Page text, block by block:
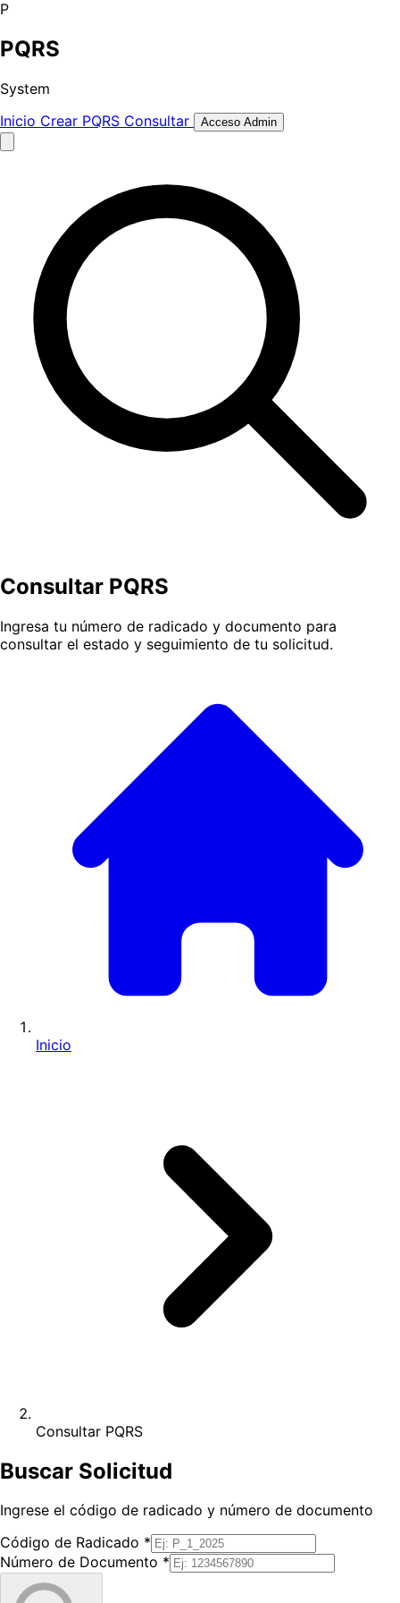
P
PQRS
System
Inicio Crear PQRS Consultar Acceso Admin
Consultar PQRS
Ingresa tu número de radicado y documento para
consultar el estado y seguimiento de tu solicitud.
Inicio
Consultar PQRS
Buscar Solicitud
Ingrese el código de radicado y número de documento
Código de Radicado *
Número de Documento *